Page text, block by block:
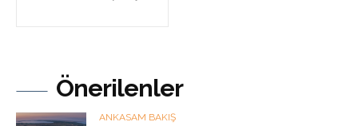
Önerilenler
ANKASAM BAKIŞ